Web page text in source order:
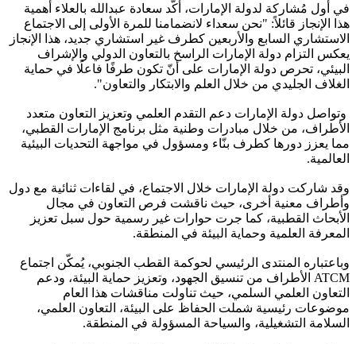
‎في أول مُشاركة لدولة الإمارات، أكّد سعادة عبدالله بالعلاء أهمية
هذا الإنجاز قائلاً: "نحن سعداء لانضمامنا للمرة الأولى إلى الاجتماع
الاستشاري السابع والأربعين كطرف غير استشاري جديد، هذا الإنجاز
يعكس التزام دولة الإمارات الراسخ بالتعاون الدولي والإشراف
البيئي، تحرص دولة الإمارات على أنّ تكون طرفًا فاعلًا في حماية
الغلاف الجليدي من خلال العلم والابتكار والتعاون".
‎ وتواصل دولة الإمارات دعم التقدم العلمي وتعزيز التعاون متعدد
الأطراف، من خلال مبادرات وطنية مثل برنامج الإمارات القطبي،
مما يعزز دورها كطرف بنّاء ومسؤول في مواجهة التحديات البيئية
العالمية.
‎وقد شاركت دولة الإمارات خلال الاجتماع، في لقاءات ثنائية مع دول
وأطراف معنية أخرى، حيث ناقشت فرص التعاون في مجال
الأبحاث القطبية، كما جرت حوارات غير رسمية حول سبل تعزيز
المعرفة العلمية وحماية البيئة في المنطقة.
‎وباعتباره المنتدى الرئيسي لحوكمة القطب الجنوبي، يُمكّن اجتماع
ATCM الأطراف من تنسيق الجهود، وتعزيز حماية البيئة، ودعم
التعاون العلمي السلمي، حيث تناولت مناقشات هذا العام
موضوعات رئيسية شملت الحفاظ على البيئة، التعاون العلمي،
السلامة التشغيلية، والسياحة المسؤولة في المنطقة.